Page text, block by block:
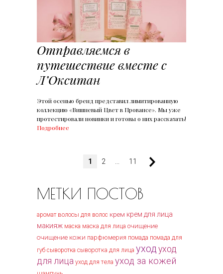
Отправляемся в
путешествие вместе с
Л’Окситан
Этой осенью бренд представил лимитированную
коллекцию «Вишневый Цвет в Провансе». Мы уже
протестировали новинки и готовы о них рассказать!
Подробнее
1 2 11
МЕТКИ ПОСТОВ
аромат волосы для волос крем крем для лица
макияж маска маска для лица очищение
очищение кожи парфюмерия помада помада для
губ сыворотка сыворотка для лица уход уход
для лица уход для тела уход за кожей